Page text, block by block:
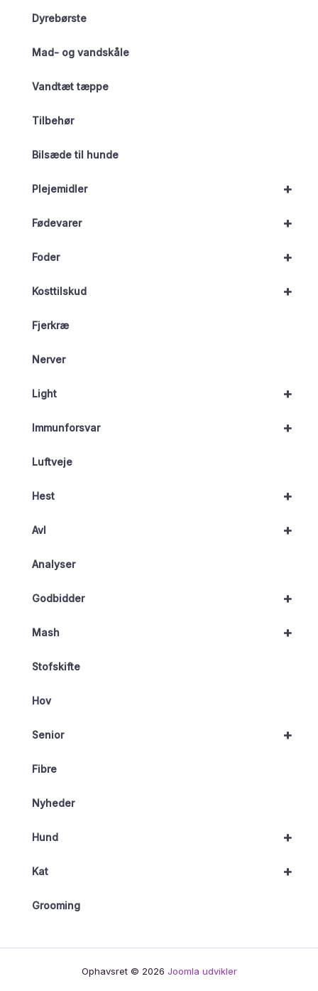
Dyrebørste
Mad- og vandskåle
Vandtæt tæppe
Tilbehør
Bilsæde til hunde
+
Plejemidler
+
Fødevarer
+
Foder
+
Kosttilskud
Fjerkræ
Nerver
+
Light
+
Immunforsvar
Luftveje
+
Hest
+
Avl
Analyser
+
Godbidder
+
Mash
Stofskifte
Hov
+
Senior
Fibre
Nyheder
+
Hund
+
Kat
Grooming
Ophavsret © 2026 Joomla udvikler